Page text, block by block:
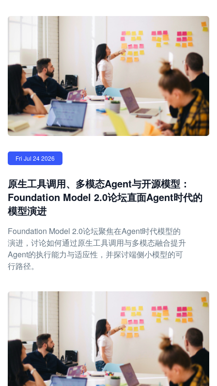
Fri Jul 24 2026
原生工具调用、多模态Agent与开源模型：
Foundation Model 2.0论坛直面Agent时代的
模型演进
Foundation Model 2.0论坛聚焦在Agent时代模型的
演进，讨论如何通过原生工具调用与多模态融合提升
Agent的执行能力与适应性，并探讨端侧小模型的可
行路径。